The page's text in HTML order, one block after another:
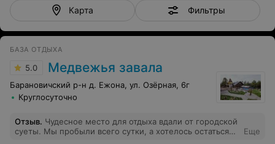
Карта Фильтры
БАЗА ОТДЫХА
5.0 Медвежья завала
Барановичский р-н д. Ежона, ул. Озёрная, 6г
Круглосуточно
Отзыв. Чудесное место для отдыха вдали от городской
суеты. Мы пробыли всего сутки, а хотелось остаться
Еще